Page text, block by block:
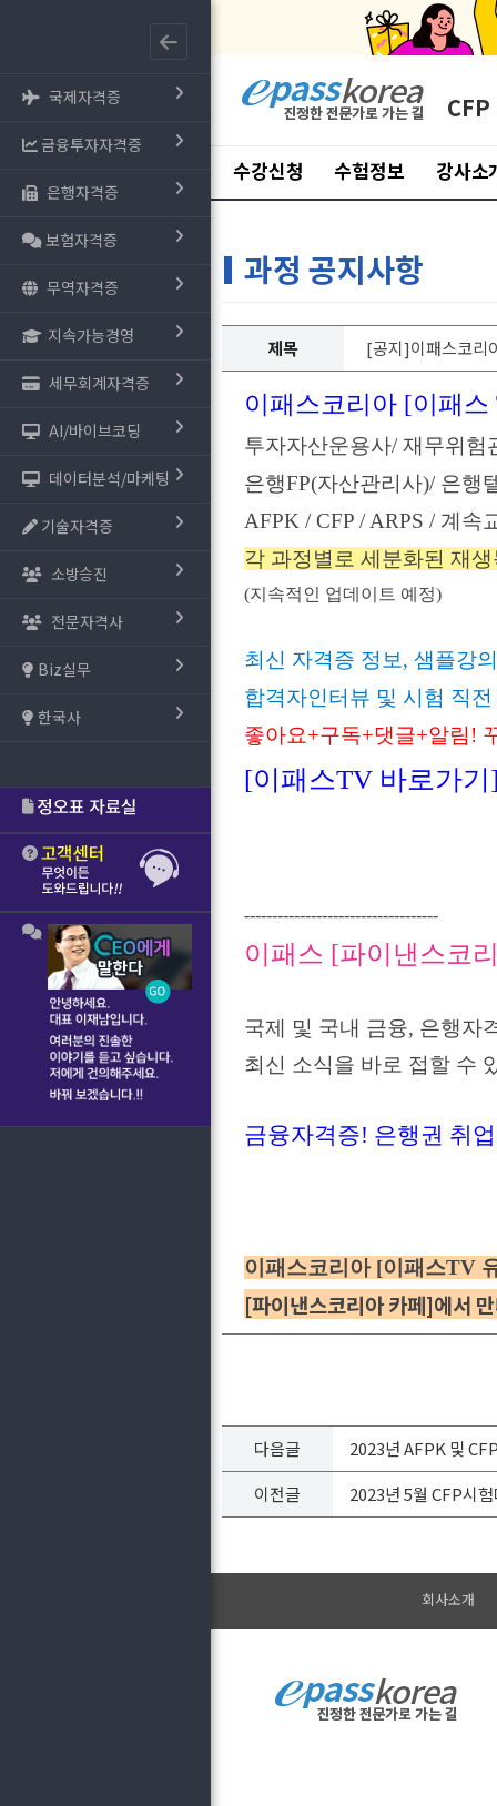
국제자격증
금융투자자격증
은행자격증
보험자격증
무역자격증
지속가능경영
세무회계자격증
AI/바이브코딩
데이터분석/마케팅
기술자격증
소방승진
전문자격사
Biz실무
한국사
CFP
수강신청 수험정보 강사소
과정 공지사항
제목 [공지]이패스코리
이패스코리아 [이패
투자자산운용사/ 재무위
은행FP(자산관리사)/ 은행
AFPK / CFP / ARPS / 계속
각 과정별로 세분화된 재
(지속적인 업데이트 예정)
최신 자격증 정보, 샘플강
합격자인터뷰 및 시험 직
좋아요+구독+댓글+알림!
[이패스TV 바로가기
-----------------------------------
이패스 [파이낸스코
국제 및 국내 금융, 은행자
최신 소식을 바로 접할 수
금융자격증! 은행권 취
이패스코리아 [이패스TV
[파이낸스코리아 카페]에서
다음글
2023년 AFPK 및
이전글
2023년 5월 CFP시
회사소개